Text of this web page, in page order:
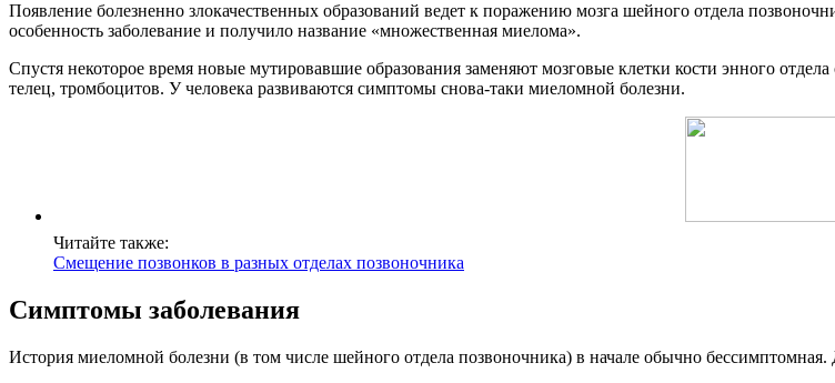
Появление болезненно злокачественных образований ведет к поражению мозга шейного отдела
особенность заболевание и получило название «множественная миелома».
Спустя некоторое время новые мутировавшие образования заменяют мозговые клетки кости энного
телец, тромбоцитов. У человека развиваются симптомы снова-таки миеломной болезни.
Читайте также:
Смещение позвонков в разных отделах позвоночника
Симптомы заболевания
История миеломной болезни (в том числе шейного отдела позвоночника) в начале обычно